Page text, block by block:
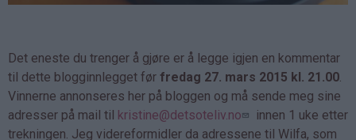
Det eneste du trenger å gjøre er å legge igjen en kommentar
til dette blogginnlegget før fredag 27. mars 2015 kl. 21.00.
Vinnerne annonseres her på bloggen og må sende meg sine
adresser på mail til kristine@detsoteliv.no
innen 1 uke etter
trekningen. Jeg videreformidler da adressene til Wilfa, som